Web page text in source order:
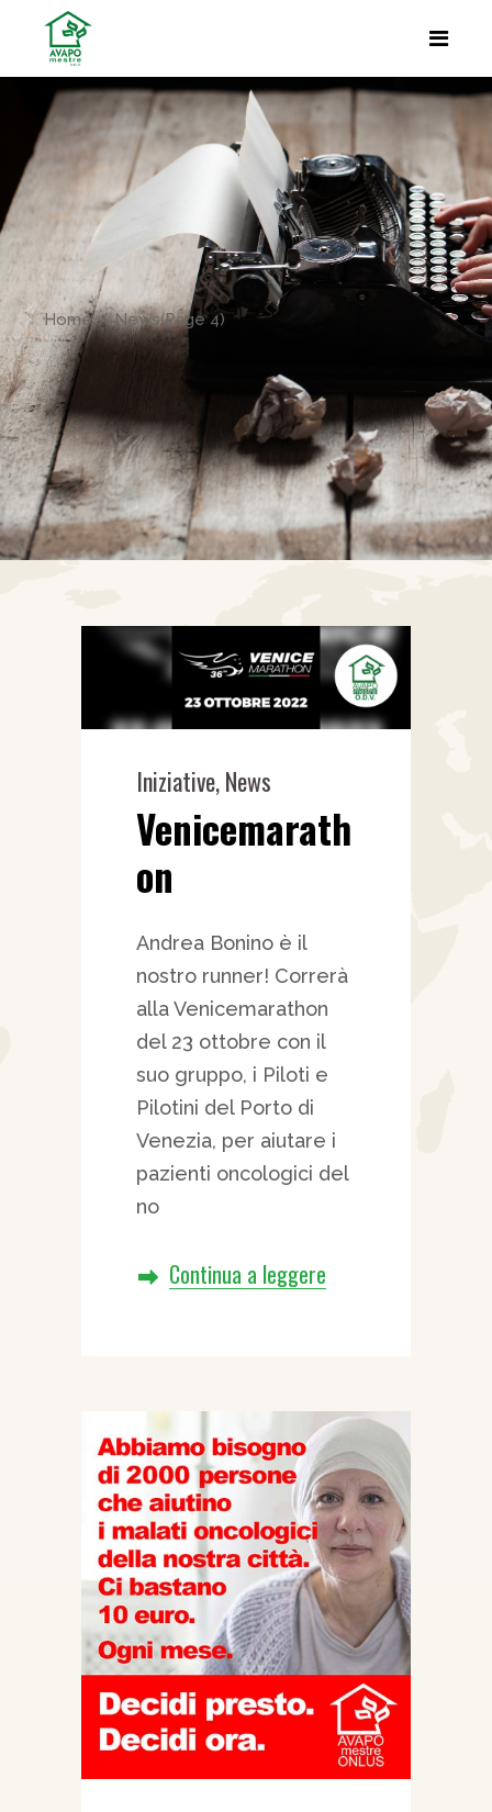
Home News(Page 4)
Iniziative,News
Venicemarath
on
Andrea Bonino è il
nostro runner! Correrà
alla Venicemarathon
del 23 ottobre con il
suo gruppo, i Piloti e
Pilotini del Porto di
Venezia, per aiutare i
pazienti oncologici del
no
Continua a leggere